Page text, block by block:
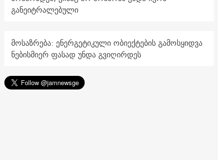
განეიტრალებული
მოსაზრება: ენერგეტიკული ობიექტების გამოსყიდვა
ნებისმიერ ფასად უნდა გვიღირდეს